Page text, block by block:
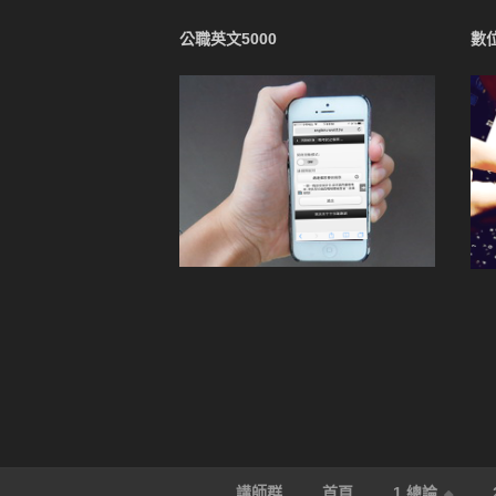
公職英文5000 數
講師群 首頁 1.總論